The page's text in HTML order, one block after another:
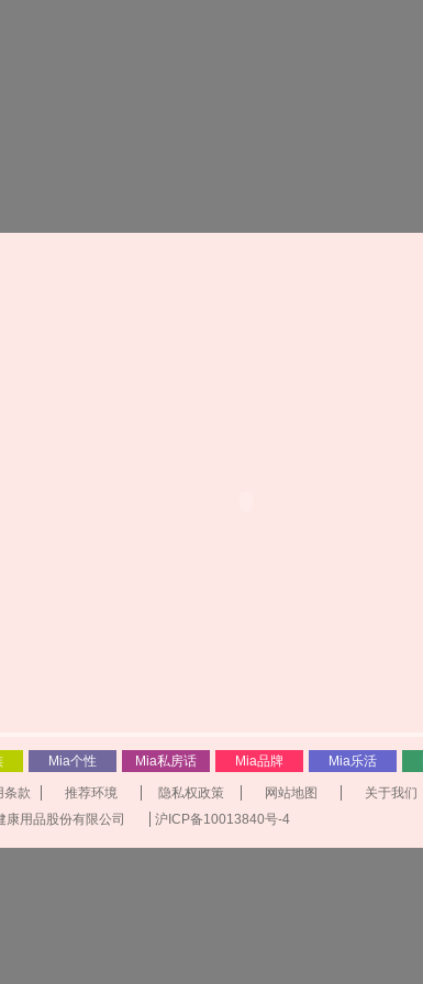
Mia个性 Mia私房话 Mia品牌 Mia乐活
条款 推荐环境 隐私权政策 网站地图
关于我们
用品股份有限公司
沪ICP备10013840号-4